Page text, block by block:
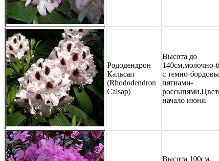
Рододендрон
Кальсап
(Rhododendron
Calsap)
Высота до
140см,молочно-
с темно-
пятнами-
начало июня.
Высота 100см,